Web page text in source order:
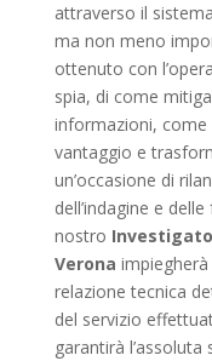
attraverso il
ma non meno
ottenuto con
spia, di come
informazioni, come
vantaggio e
un’occasione di
dell’indagine e
nostro
Verona
relazione tecnica
del servizio
garantirà